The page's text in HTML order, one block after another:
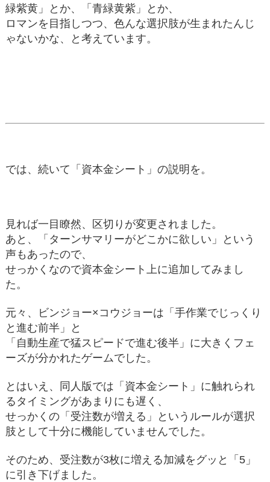
緑紫黄」とか、「青緑黄紫」とか、
ロマンを目指しつつ、色んな選択肢が生まれたんじ
ゃないかな、と考えています。
では、続いて「資本金シート」の説明を。
見れば一目瞭然、区切りが変更されました。
あと、「ターンサマリーがどこかに欲しい」という
声もあったので、
せっかくなので資本金シート上に追加してみまし
た。
元々、ビンジョー×コウジョーは「手作業でじっくり
と進む前半」と
「自動生産で猛スピードで進む後半」に大きくフェ
ーズが分かれたゲームでした。
とはいえ、同人版では「資本金シート」に触れられ
るタイミングがあまりにも遅く、
せっかくの「受注数が増える」というルールが選択
肢として十分に機能していませんでした。
そのため、受注数が3枚に増える加減をグッと「5」
に引き下げました。